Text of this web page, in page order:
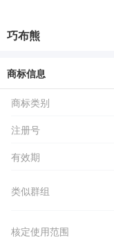
巧布熊
商标信息
商标类别
注册号
有效期
类似群组
核定使用范围